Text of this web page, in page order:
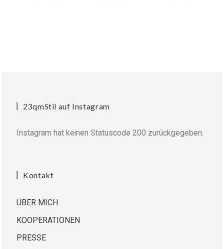
23qmStil auf Instagram
Instagram hat keinen Statuscode 200 zurückgegeben.
Kontakt
ÜBER MICH
KOOPERATIONEN
PRESSE